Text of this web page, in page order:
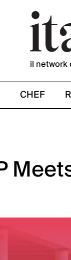
il network
CHEF